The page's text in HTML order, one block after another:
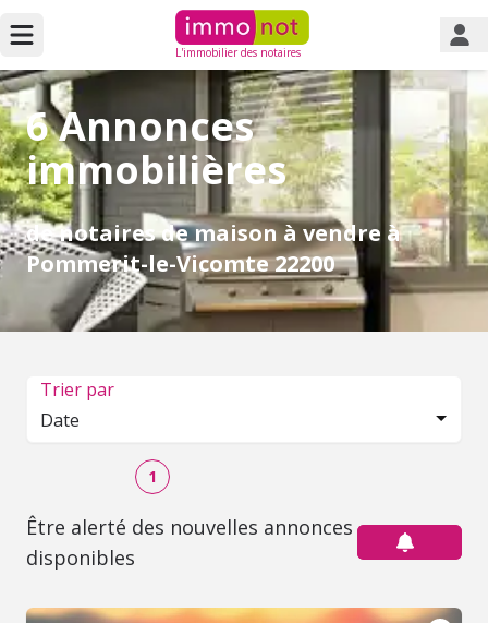
L'immobilier des notaires
6 Annonces
immobilières
de notaires de maison à vendre à
Pommerit-le-Vicomte 22200
Trier par
Date
1
Être alerté des nouvelles annonces
disponibles